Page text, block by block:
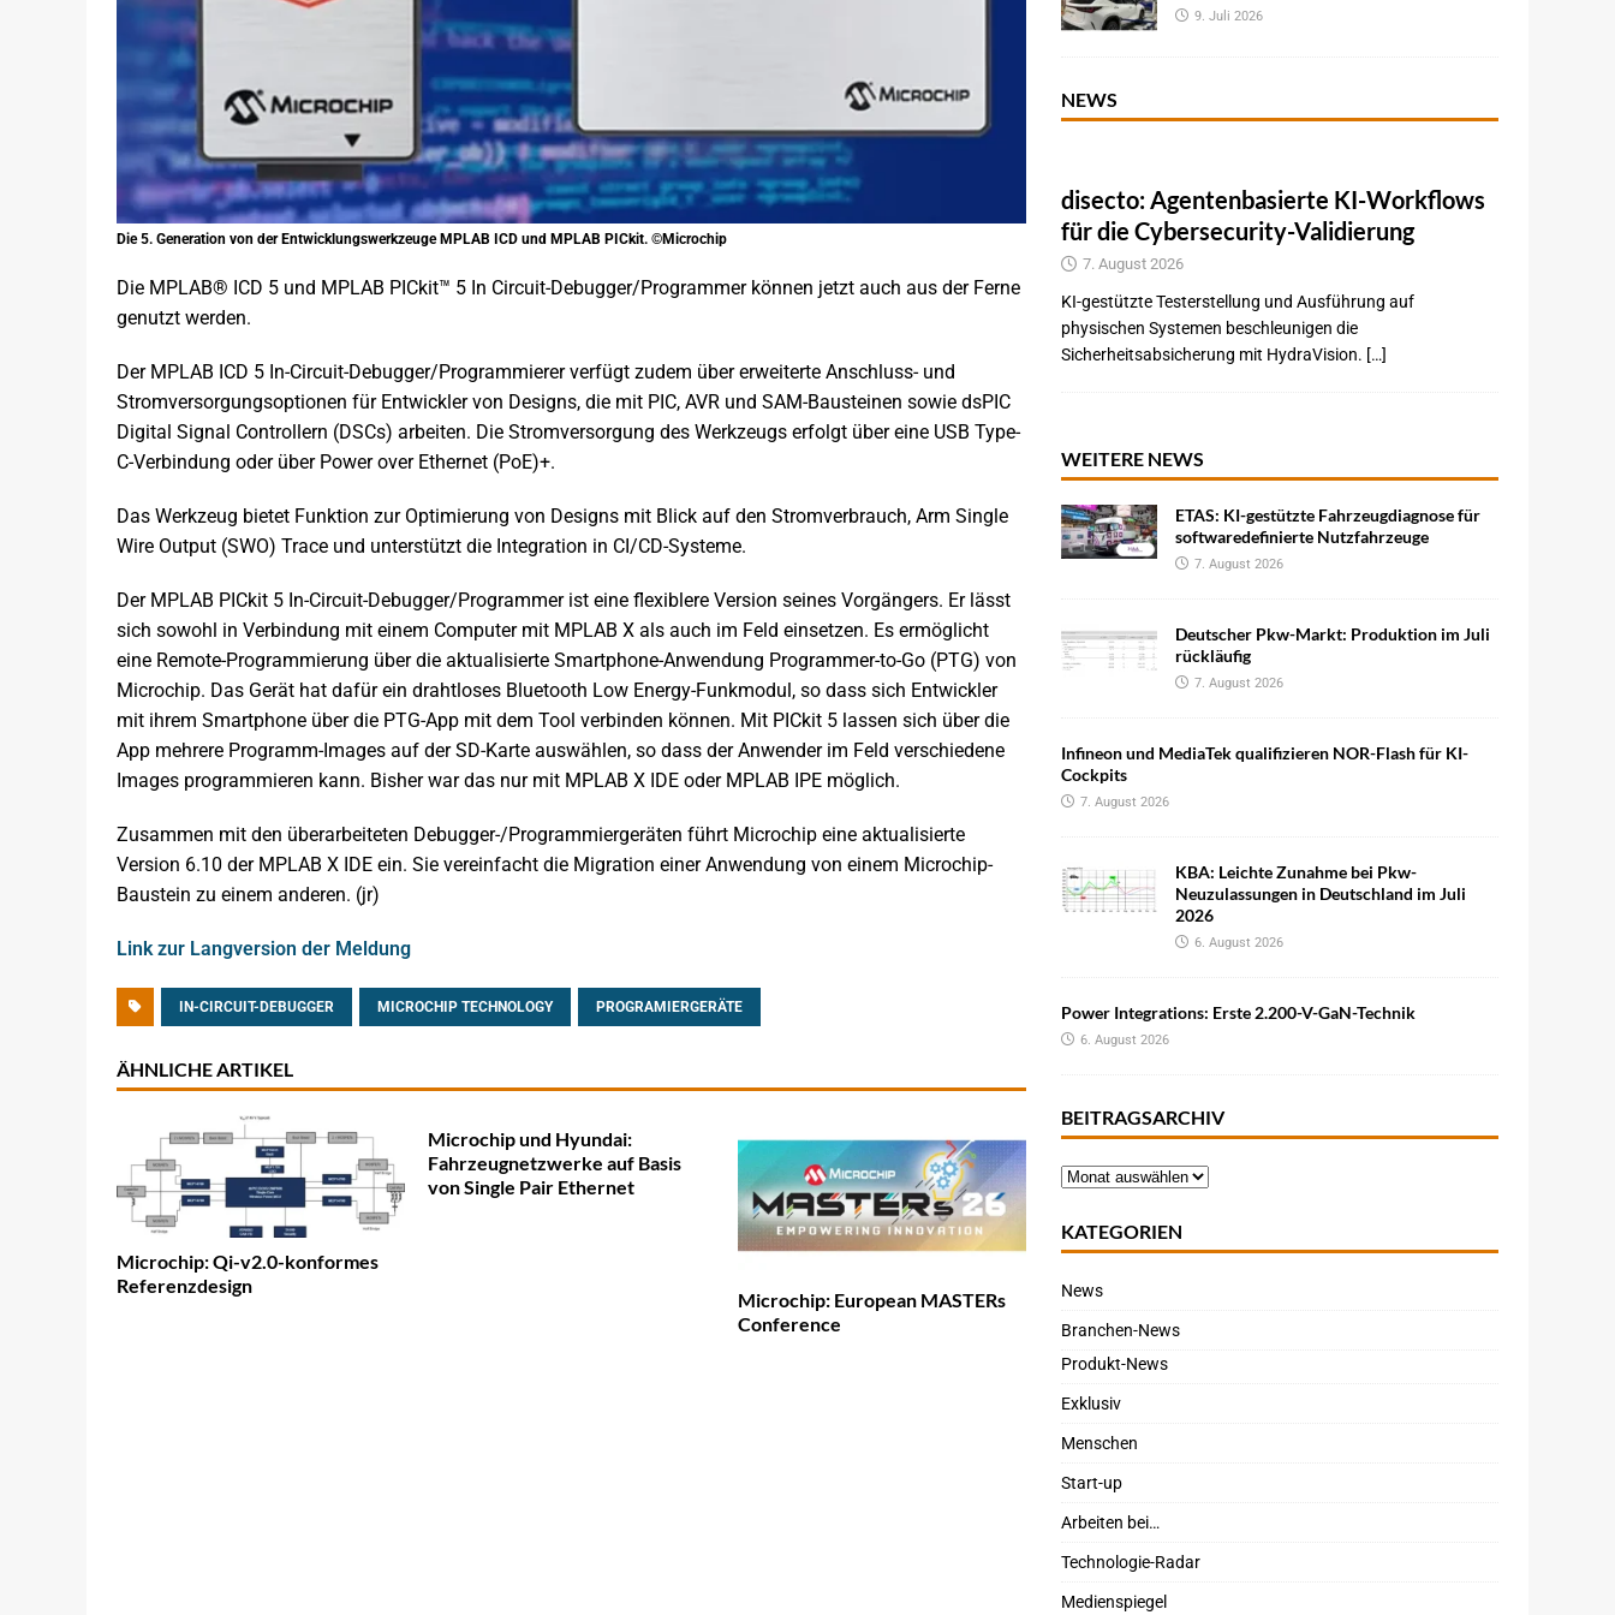
Die 5. Generation von der Entwicklungswerkzeuge MPLAB ICD und MPLAB PICkit. ©Microchip
Die MPLAB® ICD 5 und MPLAB PICkit™ 5 In Circuit-Debugger/Programmer können jetzt auch aus der Ferne
genutzt werden.
Der MPLAB ICD 5 In-Circuit-Debugger/Programmierer verfügt zudem über erweiterte Anschluss- und
Stromversorgungsoptionen für Entwickler von Designs, die mit PIC, AVR und SAM-Bausteinen sowie dsPIC
Digital Signal Controllern (DSCs) arbeiten. Die Stromversorgung des Werkzeugs erfolgt über eine USB Type-
C-Verbindung oder über Power over Ethernet (PoE)+.
Das Werkzeug bietet Funktion zur Optimierung von Designs mit Blick auf den Stromverbrauch, Arm Single
Wire Output (SWO) Trace und unterstützt die Integration in CI/CD-Systeme.
Der MPLAB PICkit 5 In-Circuit-Debugger/Programmer ist eine flexiblere Version seines Vorgängers. Er lässt
sich sowohl in Verbindung mit einem Computer mit MPLAB X als auch im Feld einsetzen. Es ermöglicht
eine Remote-Programmierung über die aktualisierte Smartphone-Anwendung Programmer-to-Go (PTG) von
Microchip. Das Gerät hat dafür ein drahtloses Bluetooth Low Energy-Funkmodul, so dass sich Entwickler
mit ihrem Smartphone über die PTG-App mit dem Tool verbinden können. Mit PICkit 5 lassen sich über die
App mehrere Programm-Images auf der SD-Karte auswählen, so dass der Anwender im Feld verschiedene
Images programmieren kann. Bisher war das nur mit MPLAB X IDE oder MPLAB IPE möglich.
Zusammen mit den überarbeiteten Debugger-/Programmiergeräten führt Microchip eine aktualisierte
Version 6.10 der MPLAB X IDE ein. Sie vereinfacht die Migration einer Anwendung von einem Microchip-
Baustein zu einem anderen. (jr)
Link zur Langversion der Meldung
IN-CIRCUIT-DEBUGGER MICROCHIP TECHNOLOGY PROGRAMIERGERÄTE
ÄHNLICHE ARTIKEL
Microchip: Qi-v2.0-konformes
Referenzdesign
Microchip und Hyundai:
Fahrzeugnetzwerke auf Basis
von Single Pair Ethernet
Microchip: European MASTERs
Conference
9. Juli 2026
NEWS
disecto: Agentenbasierte KI-Workflows
für die Cybersecurity-Validierung
7. August 2026
KI-gestützte Testerstellung und Ausführung auf
physischen Systemen beschleunigen die
Sicherheitsabsicherung mit HydraVision. […]
WEITERE NEWS
ETAS: KI-gestützte Fahrzeugdiagnose für
softwaredefinierte Nutzfahrzeuge
7. August 2026
Deutscher Pkw-Markt: Produktion im Juli
rückläufig
7. August 2026
Infineon und MediaTek qualifizieren NOR-Flash für KI-
Cockpits
7. August 2026
KBA: Leichte Zunahme bei Pkw-
Neuzulassungen in Deutschland im Juli
2026
6. August 2026
Power Integrations: Erste 2.200-V-GaN-Technik
6. August 2026
BEITRAGSARCHIV
KATEGORIEN
News
Branchen-News
Produkt-News
Exklusiv
Menschen
Start-up
Arbeiten bei…
Technologie-Radar
Medienspiegel